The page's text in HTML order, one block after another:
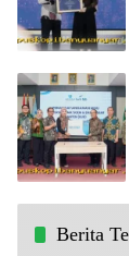
Berita